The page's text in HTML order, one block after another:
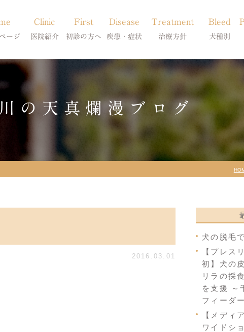
ージ
Clinic
医院紹介
当院のご紹介
獣医師紹介
First
初診の方へ
初診の方へ
Disease
疾患・症状
アトピー・アレルギー
膿皮症・脂漏症
脱毛症・アロペシアX
アポキルが効かない皮膚病
Treatment
治療方針
体質改善・食事療法
Bleed
犬種別
柴犬の皮膚病
シーズーの皮膚病
フレンチブルドッグ
トイプードルの皮膚
症状別
コラ
の天真爛漫ブログ
2016.03.01
犬の脱毛
【プレス
初】犬の
リラの採
を支援 ～
フィーダ
【メディ
ワイドシ